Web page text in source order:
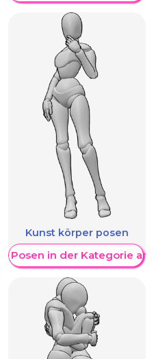
Kunst körper posen
Posen in der Kategorie